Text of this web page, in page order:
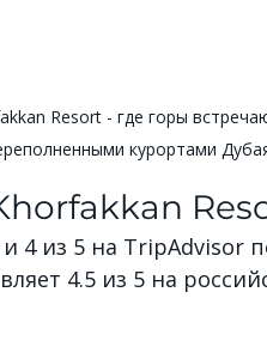
Resort - где горы
курортами
и 4 из 5 на TripAdvisor
4.5 из 5 на